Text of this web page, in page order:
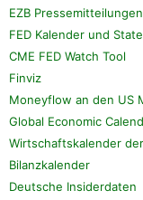
EZB Pressemitteilungen
FED Kalender und
CME FED Watch Tool
Finviz
Moneyflow an den US
Global Economic
Wirtschaftskalender
Bilanzkalender
Deutsche Insiderdaten